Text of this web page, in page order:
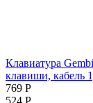
Клавиатура
клавиши, кабель
769 Р
524 Р